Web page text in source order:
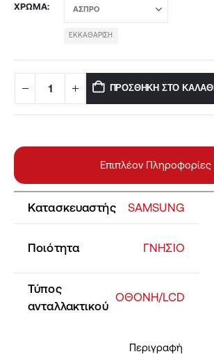
ΧΡΏΜΑ
ΕΚΚΑΘΆΡΙΣΗ
ΠΡΟΣΘΉΚΗ ΣΤΟ ΚΑΛΆΘΙ
Επιπλέον Πληροφορίες
Περιγραφή
Κατασκευαστής SAMSUNG
Ποιότητα ΓΝΗΣΙΟ
Τύπος
ανταλλακτικού
ΟΘΟΝΗ/LCD